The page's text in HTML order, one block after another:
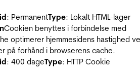
: PermanentType: Lokalt HTML-lager
Cookien benyttes i forbindelse med
optimerer hjemmesidens hastighed
på forhånd i browserens cache.
: 400 dageType: HTTP Cookie